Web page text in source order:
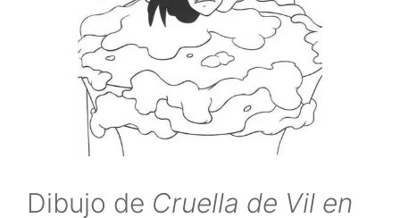
Dibujo de Cruella de Vil en